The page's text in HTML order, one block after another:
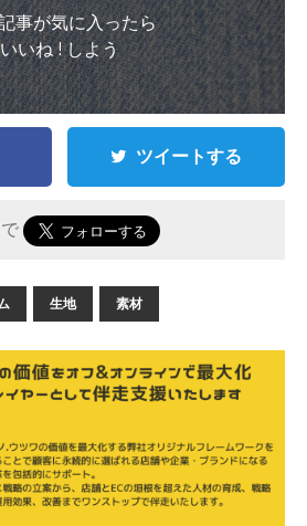
事が気に入ったら
いいね ! しよう
ツイートする
生地 素材